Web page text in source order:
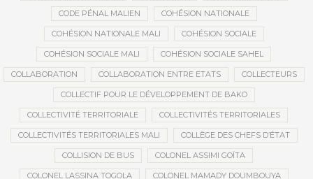
CODE PÉNAL MALIEN COHÉSION NATIONALE
COHÉSION NATIONALE MALI COHÉSION SOCIALE
COHÉSION SOCIALE MALI COHÉSION SOCIALE SAHEL
COLLABORATION COLLABORATION ENTRE ETATS COLLECTEURS
COLLECTIF POUR LE DÉVELOPPEMENT DE BAKO
COLLECTIVITÉ TERRITORIALE COLLECTIVITÉS TERRITORIALES
COLLECTIVITÉS TERRITORIALES MALI COLLÈGE DES CHEFS D’ÉTAT
COLLISION DE BUS COLONEL ASSIMI GOÏTA
COLONEL LASSINA TOGOLA COLONEL MAMADY DOUMBOUYA